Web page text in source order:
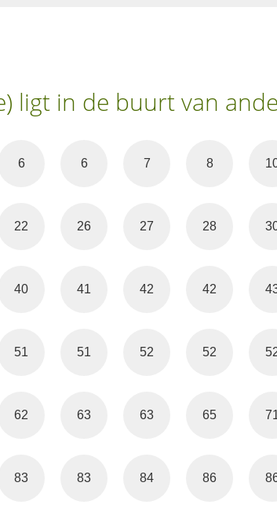
ligt in de buurt van
6 6 7 8
22 26 27 28
40 41 42 42
51 51 52 52
62 63 63 65
83 83 84 86